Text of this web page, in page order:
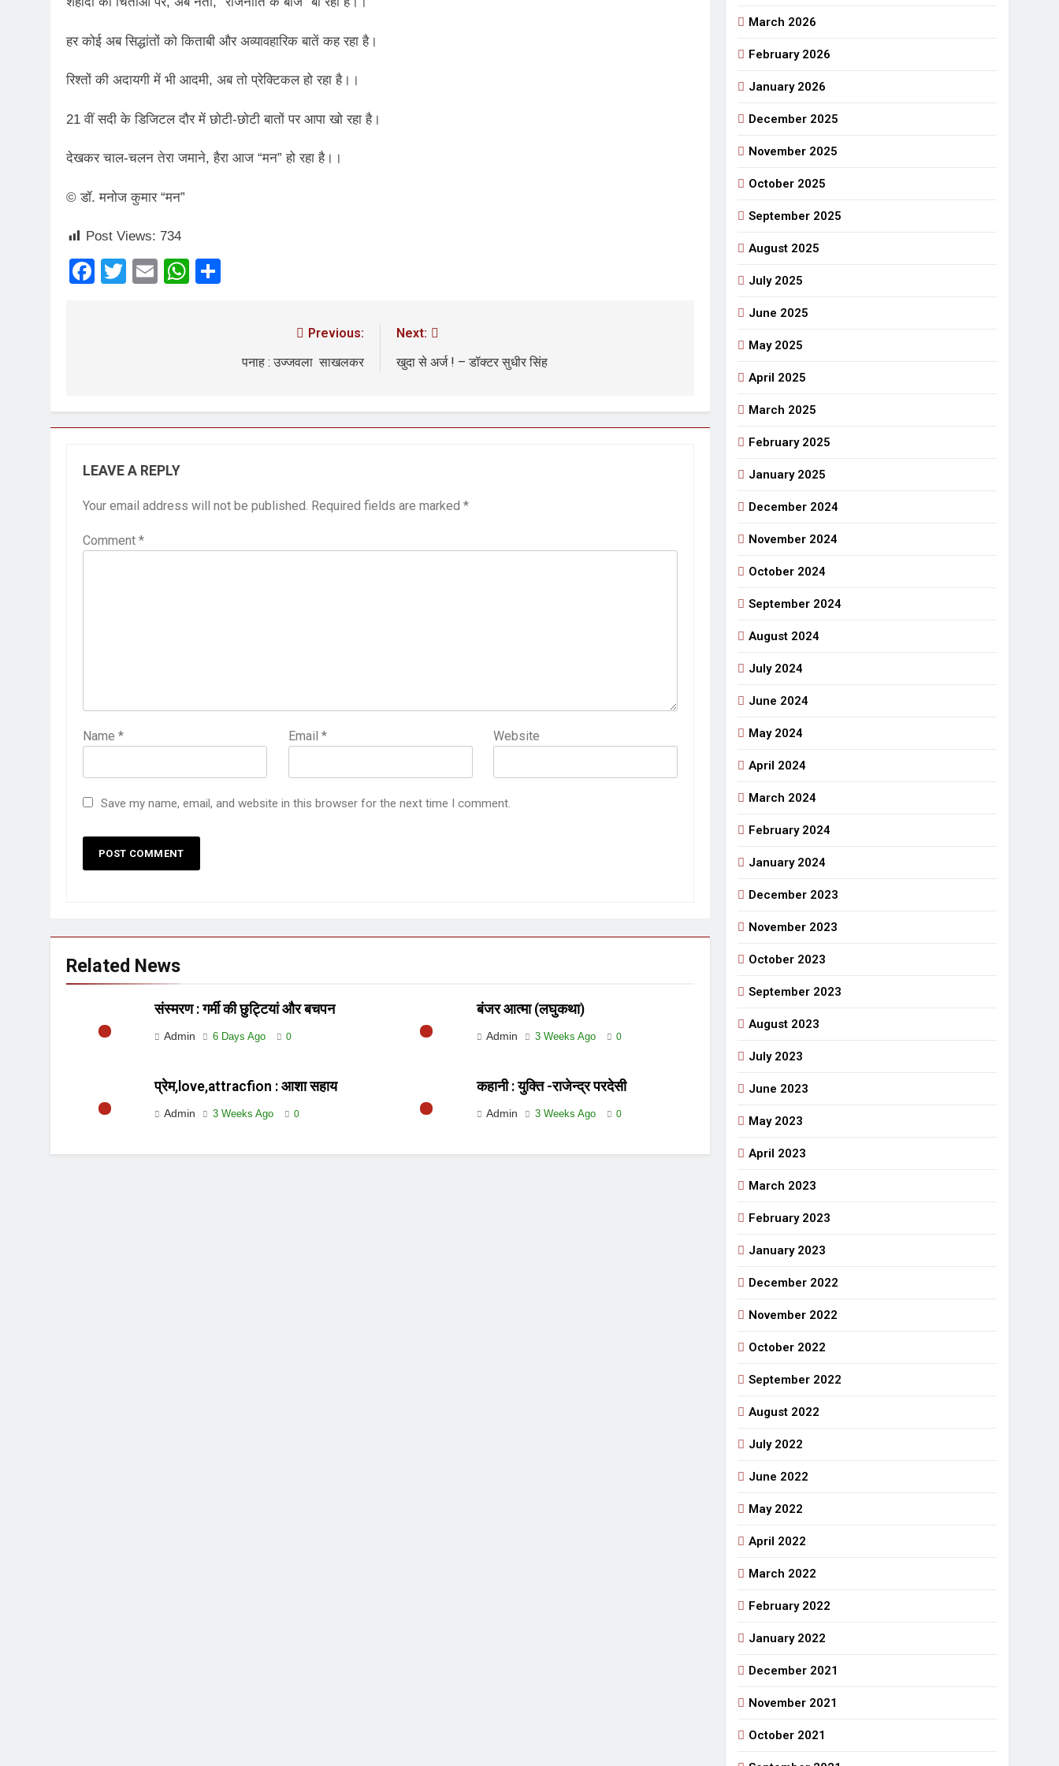
3 Years Ago
5 Days Ago
राजनीतिक सफरनामा : आन्दोलन से उपजे सवाल
6 Days Ago
कहां चला गया पुलिस के हाथों में लहराने वाला डंडा
6 Days Ago
हर कोई अब सिद्धांतों को किताबी और अव्यावहारिक बातें कह रहा है।
रिश्तों की अदायगी में भी आदमी, अब तो प्रेक्टिकल हो रहा है।।
21 वीं सदी के डिजिटल दौर में छोटी-छोटी बातों पर आपा खो रहा है।
देखकर चाल-चलन तेरा जमाने, हैरा आज “मन” हो रहा है।।
© डॉ. मनोज कुमार “मन”
Post Views: 734
Facebook
TwitterEmailWhatsApp
Previous:
पनाह : उज्जवला साखलकर
Next:
खुदा से अर्ज ! – डॉक्टर सुधीर सिंह
LEAVE A REPLY
Your email address will not be published. Required fields are marked *
Comment *
Name * Email * Website
Save my name, email, and website in this browser for the next time I comment.
Related News
संस्मरण : गर्मी की छुट्टियां और बचपन
Admin 6 Days Ago 0
बंजर आत्मा (लघुकथा)
Admin 3 Weeks Ago 0
प्रेम,love,attracfion : आशा सहाय
Admin 3 Weeks Ago 0
कहानी : युक्ति -राजेन्द्र परदेसी
Admin 3 Weeks Ago 0
March 2026
February 2026
January 2026
December 2025
November 2025
October 2025
September 2025
August 2025
July 2025
June 2025
May 2025
April 2025
March 2025
February 2025
January 2025
December 2024
November 2024
October 2024
September 2024
August 2024
July 2024
June 2024
May 2024
April 2024
March 2024
February 2024
January 2024
December 2023
November 2023
October 2023
September 2023
August 2023
July 2023
June 2023
May 2023
April 2023
March 2023
February 2023
January 2023
December 2022
November 2022
October 2022
September 2022
August 2022
July 2022
June 2022
May 2022
April 2022
March 2022
February 2022
January 2022
December 2021
November 2021
October 2021